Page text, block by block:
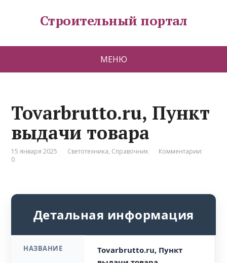
Строительный портал
МЕНЮ
Tovarbrutto.ru, Пункт
выдачи товара
15 января 2025 Светотехника, Справочник
Комментарии:
0
Детальная информация
НАЗВАНИЕ
Tovarbrutto.ru, Пункт